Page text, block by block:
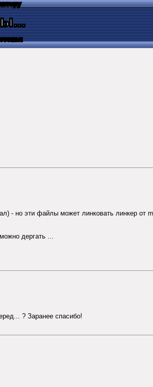
- но эти файлы может линковать линкер от
дергать ...
? Заранее спасибо!